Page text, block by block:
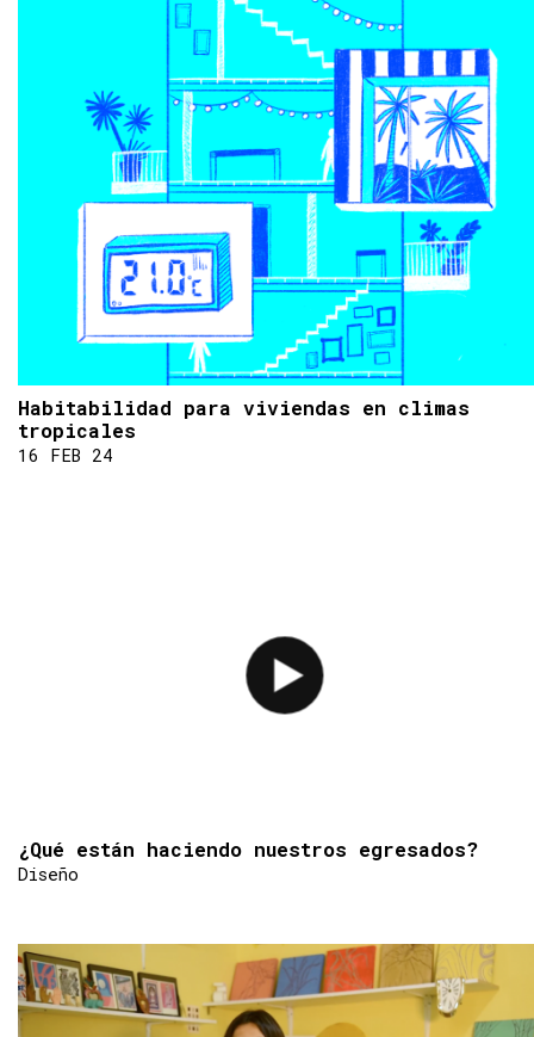
Habitabilidad para viviendas en climas
tropicales
16 FEB 24
¿Qué están haciendo nuestros egresados?
Diseño